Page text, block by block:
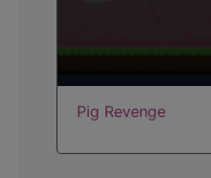
Pig Revenge